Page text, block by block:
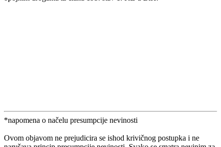
*napomena o načelu presumpcije nevinosti
Ovom objavom ne prejudicira se ishod krivičnog postupka i ne